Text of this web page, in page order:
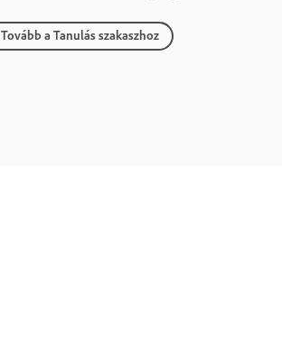
Tovább a Tanulás szakaszhoz